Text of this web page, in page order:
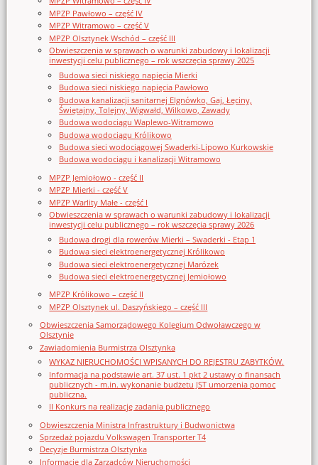
MPZP Pawłowo – część IV
MPZP Witramowo – część V
MPZP Olsztynek Wschód – część III
Obwieszczenia w sprawach o warunki zabudowy i lokalizacji
inwestycji celu publicznego – rok wszczęcia sprawy 2025
Budowa sieci niskiego napięcia Mierki
Budowa sieci niskiego napięcia Pawłowo
Budowa kanalizacji sanitarnej Elgnówko, Gaj, Łęciny,
Świętajny, Tolejny, Wigwałd, Wilkowo, Zawady
Budowa wodociągu Waplewo-Witramowo
Budowa wodociągu Królikowo
Budowa sieci wodociągowej Swaderki-Lipowo Kurkowskie
Budowa wodociągu i kanalizacji Witramowo
MPZP Jemiołowo - część II
MPZP Mierki - część V
MPZP Warlity Małe - część I
Obwieszczenia w sprawach o warunki zabudowy i lokalizacji
inwestycji celu publicznego – rok wszczęcia sprawy 2026
Budowa drogi dla rowerów Mierki – Swaderki - Etap 1
Budowa sieci elektroenergetycznej Królikowo
Budowa sieci elektroenergetycznej Marózek
Budowa sieci elektroenergetycznej Jemiołowo
MPZP Królikowo – część II
MPZP Olsztynek ul. Daszyńskiego – część III
Obwieszczenia Samorządowego Kolegium Odwoławczego w
Olsztynie
Zawiadomienia Burmistrza Olsztynka
WYKAZ NIERUCHOMOŚCI WPISANYCH DO REJESTRU ZABYTKÓW.
Informacja na podstawie art. 37 ust. 1 pkt 2 ustawy o finansach
publicznych - m.in. wykonanie budżetu JST umorzenia pomoc
publiczna.
II Konkurs na realizację zadania publicznego
Obwieszczenia Ministra Infrastruktury i Budwonictwa
Sprzedaż pojazdu Volkswagen Transporter T4
Decyzje Burmistrza Olsztynka
Informacje dla Zarządców Nieruchomości